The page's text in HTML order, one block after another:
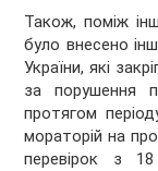
Також, поміж
було внесено
України, які
за порушення
протягом
мораторій на
перевірок з